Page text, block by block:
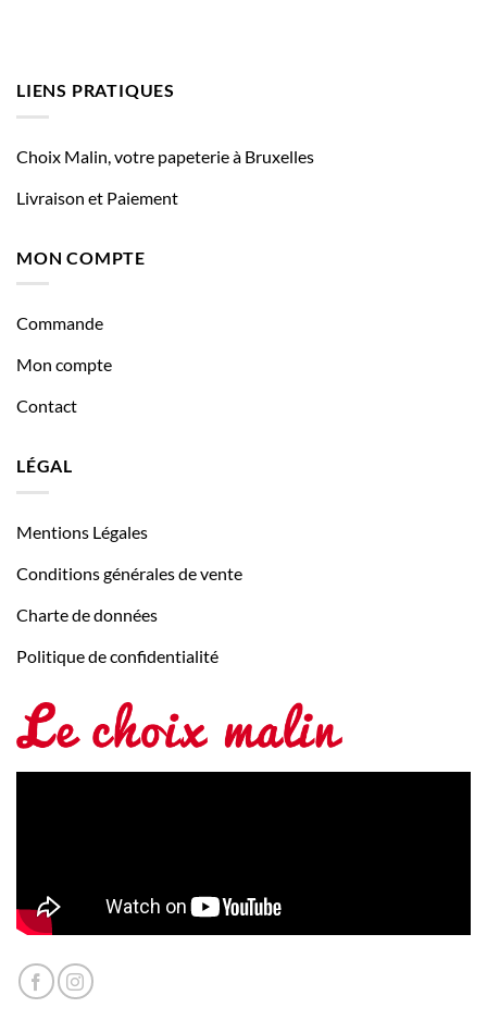
LIENS PRATIQUES
Choix Malin, votre papeterie à Bruxelles
Livraison et Paiement
MON COMPTE
Commande
Mon compte
Contact
LÉGAL
Mentions Légales
Conditions générales de vente
Charte de données
Politique de confidentialité